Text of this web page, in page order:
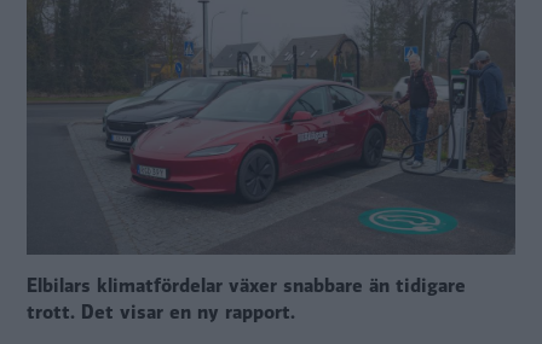
Elbilars klimatfördelar växer snabbare än tidigare
trott. Det visar en ny rapport.